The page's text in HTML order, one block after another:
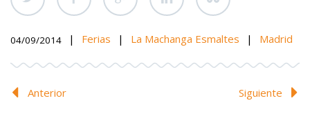
04/09/2014 | Ferias | La Machanga Esmaltes | Madrid
Anterior Siguiente